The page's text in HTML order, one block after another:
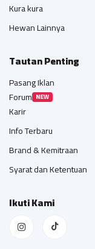
Kura kura
Hewan Lainnya
Tautan Penting
Pasang Iklan
Forum NEW
Karir
Info Terbaru
Brand & Kemitraan
Syarat dan Ketentuan
Ikuti Kami